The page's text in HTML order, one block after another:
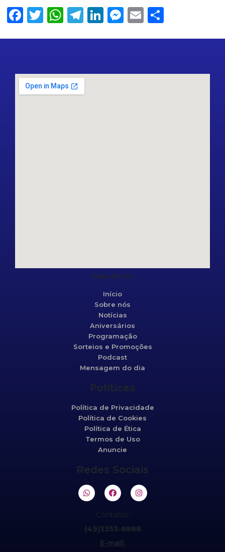
Facebook
Twitter
WhatsApp
Telegram
LinkedIn
Messenger
Email
Mapa do site
Início
Sobre nós
Notícias
Aniversários
Programação
Sorteios e Promoções
Podcast
Mensagem do dia
Políticas
Política de Privacidade
Política de Cookies
Política de Ética
Termos de Uso
Anuncie
Redes Sociais
Contatos:
(49)3353-8888
E-mail: